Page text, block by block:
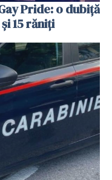
Pride: o dubiță
15 răniți